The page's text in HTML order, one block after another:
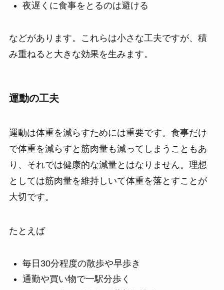
夜遅くに食事をとるのは避ける
などがあります。これらは小さな工夫ですが、積
み重ねると大きな効果を生みます。
運動の工夫
運動は体重を減らすためには重要です。食事だけ
で体重を減らすと筋肉量も減ってしまうこともあ
り、それでは健康的な減量とはなりません。理想
としては筋肉量を維持しいて体重を落とすことが
大切です。
たとえば
毎日30分程度の散歩や早歩き
通勤や買い物で一駅分歩く